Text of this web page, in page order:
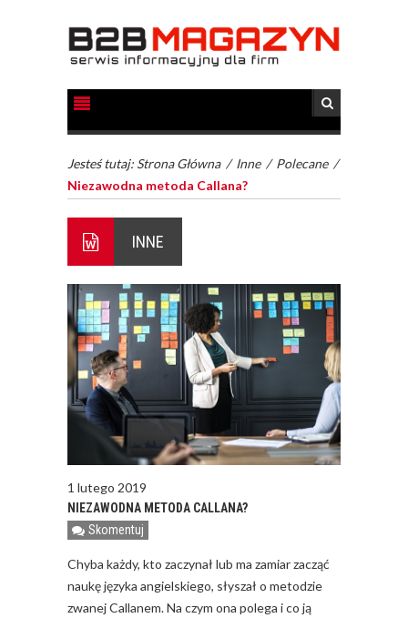
Jesteś tutaj: Strona Główna / Inne / Polecane /
Niezawodna metoda Callana?
INNE
1 lutego 2019
NIEZAWODNA METODA CALLANA?
Skomentuj
Chyba każdy, kto zaczynał lub ma zamiar zacząć
naukę języka angielskiego, słyszał o metodzie
zwanej Callanem. Na czym ona polega i co ją